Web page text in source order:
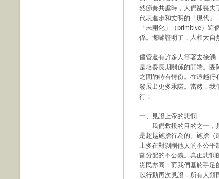
然節奏共處時，人們卻喪失
代表進步和文明的「現代」
「未開化」（primitive）這
係。海嘯證明了，人和大自
儘管還有許多人等著去接觸
是培養長期關係的開端。團
之間的特有情份。在這趟行
發展出更多承諾。當然，我
行：
一、見證上帝的悲憫
我們救援的目的之一，是
是超越施捨行為的。施捨（
上多在對剝削他人的不公平
富分配的不公義。真正悲憫
災民亦同；而我們基於手足
以行動再次見證，所有人類